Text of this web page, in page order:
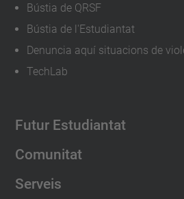
Bústia de QRSF
Bústia de l'Estudiantat
Denuncia aquí situacions de
TechLab
Futur Estudiantat
Comunitat
Serveis